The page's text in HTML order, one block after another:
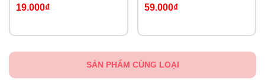
19.000₫ 59.000₫
SẢN PHẨM CÙNG LOẠI